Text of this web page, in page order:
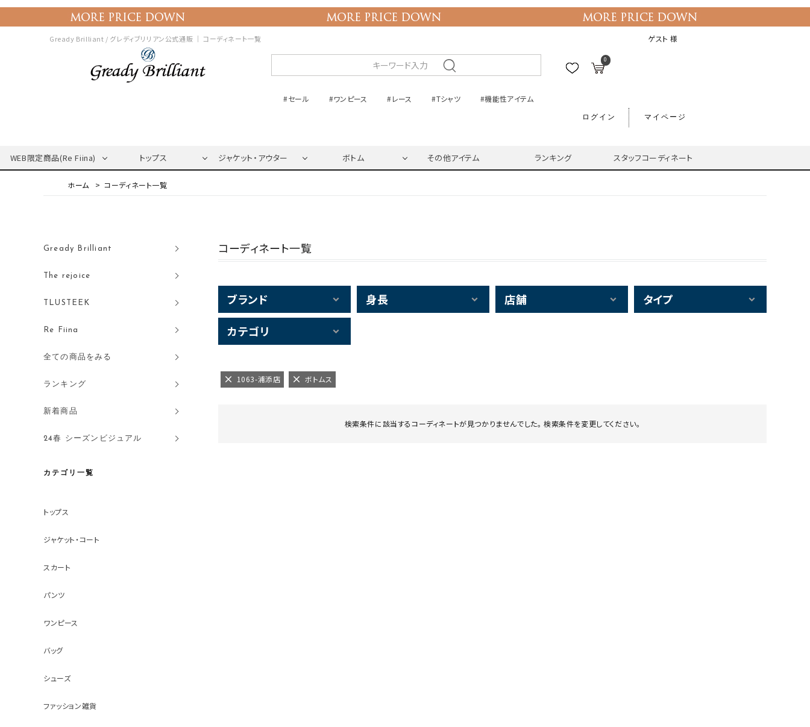
Gready Brilliant / グレディブリリアン公式通販 ｜ コーディネート一覧 ゲスト 様
0
#セール #ワンピース #レース #Tシャツ #機能性アイテム
ログイン マイページ
WEB限定商品(Re Fiina) トップス ジャケット・アウター ボトム その他アイテム ランキング スタッフコーディネート
コーディネート一覧
Gready Brilliant
The rejoice
TLUSTEEK
Re Fiina
全ての商品をみる
ランキング
新着商品
24春 シーズンビジュアル
カテゴリ一覧
トップス
ジャケット・コート
スカート
パンツ
ワンピース
バッグ
シューズ
ファッション雑貨
コーディネート一覧
ブランド 身長 店舗 タイプ
カテゴリ
1063-浦添店 ボトムス
検索条件に該当するコーディネートが見つかりませんでした。 検索条件を変更してください。